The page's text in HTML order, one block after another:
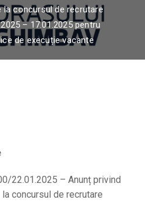
concursul de recrutare
– 17.01.2025 pentru
de execuție vacante
22.01.2025 – Anunț privind
concursul de recrutare